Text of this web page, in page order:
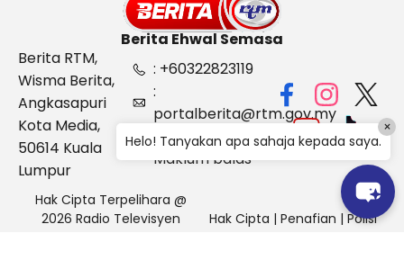
Berita Ehwal Semasa
Berita RTM,
Wisma Berita,
Angkasapuri
Kota Media,
50614 Kuala
Lumpur
: +60322823119
:
portalberita@rtm.gov.my
: Aduan &
Maklum balas
Hak Cipta Terpelihara @
2026 Radio Televisyen
Hak Cipta | Penafian | Polisi
Helo! Tanyakan apa sahaja kepada saya.
×